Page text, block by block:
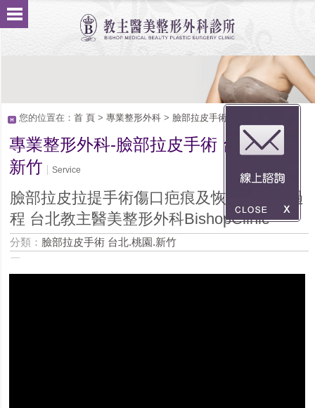
您的位置在： 首 頁> 專業整形外科> 臉部拉皮手術 台北.桃園.新竹
專業整形外科-臉部拉皮手術 台北.桃園.
新竹
Service
臉部拉皮拉提手術傷口疤痕及恢復期腫脹過
程 台北教主醫美整形外科BishopClinic
分類： 臉部拉皮手術 台北.桃園.新竹